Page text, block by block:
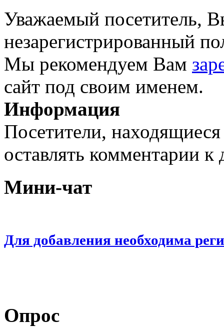
Уважаемый посетитель,
незарегистрированный
Мы рекомендуем Вам
сайт под своим именем.
Информация
Посетители,
оставлять комментарии
Мини-чат
Для добавления необходима
Опрос